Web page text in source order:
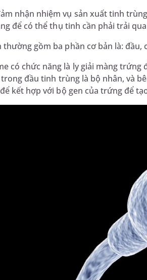
nhận nhiệm vụ sản xuất tinh
để có thể thụ tinh cần phải trải
gồm ba phần cơ bản là: đầu,
có chức năng là ly giải màng
đầu tinh trùng là bộ nhân, và
kết hợp với bộ gen của trứng để